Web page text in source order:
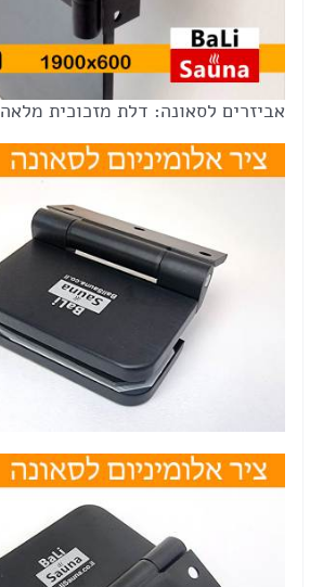
אביזרים לסאונה: דלת מזכוכית מלאה